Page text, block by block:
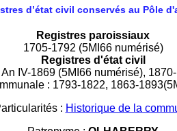
d’état civil conservés au Pôle
Registres paroissiaux
1705-1792 (5MI66 numérisé)
Registres d'état civil
IV-1869 (5MI66 numérisé),
: 1793-1822, 1863-
: Historique de la